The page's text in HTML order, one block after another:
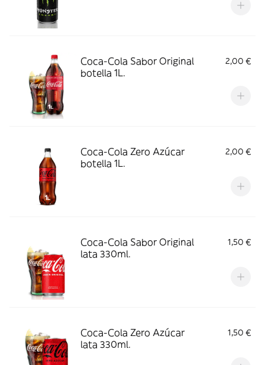
Coca-Cola Sabor Original
botella 1L.
2,00 €
Coca-Cola Zero Azúcar
botella 1L.
2,00 €
Coca-Cola Sabor Original
lata 330ml.
1,50 €
Coca-Cola Zero Azúcar
lata 330ml.
1,50 €